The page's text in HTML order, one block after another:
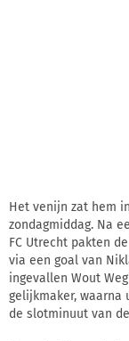
Het venijn zat hem
zondagmiddag. Na
FC Utrecht pakten
via een goal van
ingevallen Wout
gelijkmaker, waarna
de slotminuut van